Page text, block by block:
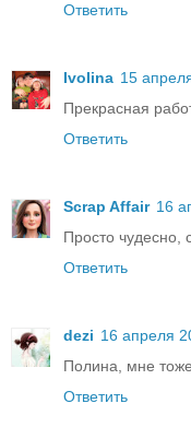
Ответить
Ivolina 15
Прекрасная
Ответить
Scrap Affair 16
Просто чудесно,
Ответить
dezi 16 апреля
Полина, мне
Ответить